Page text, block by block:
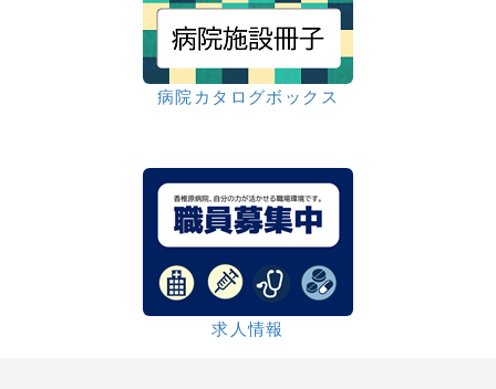
病院カタログボックス
求人情報